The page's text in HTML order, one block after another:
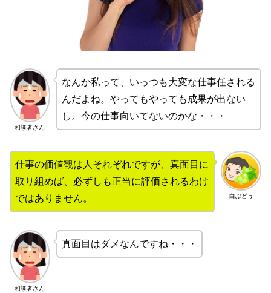
相談者さん
なんか私って、いっつも大変な仕事任される
んだよね。やってもやっても成果が出ない
し。今の仕事向いてないのかな・・・
白ぶどう
仕事の価値観は人それぞれですが、真面目に
取り組めば、必ずしも正当に評価されるわけ
ではありません。
相談者さん
真面目はダメなんですね・・・